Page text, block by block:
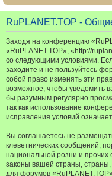
RuPLANET.TOP -
Заходя на конференцию
«RuPLANET.TOP», «http://
со следующими условиями.
заходите и не пользуйтесь
собой право изменять эти
возможное, чтобы уведомить
бы разумным регулярно
так как использование
исправления условий
Вы соглашаетесь не
клеветнических сообщений,
национальной розни и
законы вашей страны, страны,
для форумов